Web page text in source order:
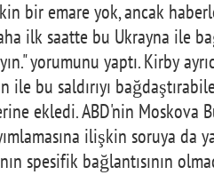
bir emare yok, ancak
ilk saatte bu Ukrayna ile
yorumunu yaptı. Kirby
ile bu saldırıyı
ekledi. ABD'nin
ilişkin soruya da
spesifik bağlantısının